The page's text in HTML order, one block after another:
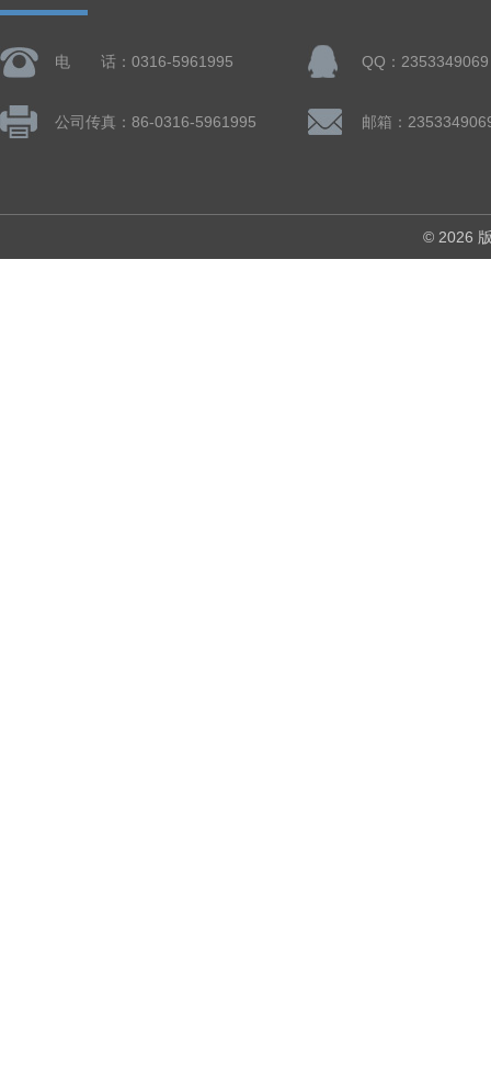
电 话：0316-5961995 QQ：2353349069
公司传真：86-0316-5961995 邮箱：
© 2026